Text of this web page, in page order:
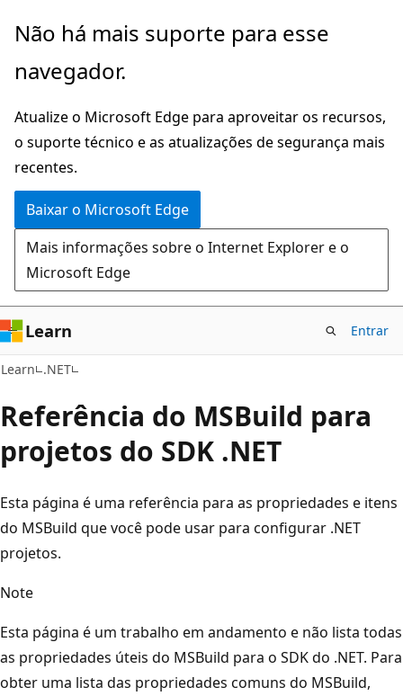
Pular
o
principal
Não há mais suporte para esse
navegador.
Atualize o Microsoft Edge para aproveitar os recursos,
o suporte técnico e as atualizações de segurança mais
recentes.
Baixar o Microsoft Edge
Mais informações sobre o Internet Explorer e o
Microsoft Edge
Learn Entrar
Learn .NET
Referência do MSBuild para
projetos do SDK .NET
Esta página é uma referência para as propriedades e itens
do MSBuild que você pode usar para configurar .NET
projetos.
Note
Esta página é um trabalho em andamento e não lista todas
as propriedades úteis do MSBuild para o SDK do .NET. Para
obter uma lista das propriedades comuns do MSBuild,